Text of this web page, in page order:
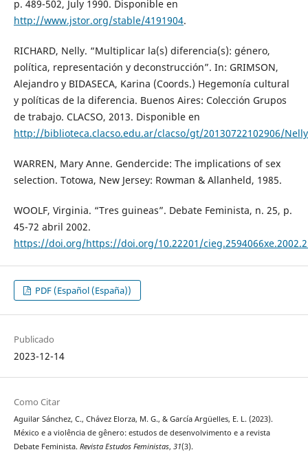
p. 489-502, July 1990. Disponible en
http://www.jstor.org/stable/4191904.
RICHARD, Nelly. “Multiplicar la(s) diferencia(s): género,
política, representación y deconstrucción”. In: GRIMSON,
Alejandro y BIDASECA, Karina (Coords.) Hegemonía cultural
y políticas de la diferencia. Buenos Aires: Colección Grupos
de trabajo. CLACSO, 2013. Disponible en
http://biblioteca.clacso.edu.ar/clacso/gt/20130722102906/
WARREN, Mary Anne. Gendercide: The implications of sex
selection. Totowa, New Jersey: Rowman & Allanheld, 1985.
WOOLF, Virginia. “Tres guineas”. Debate Feminista, n. 25, p.
45-72 abril 2002.
https://doi.org/https://doi.org/10.22201/
PDF (Español (España))
Publicado
2023-12-14
Como Citar
Aguilar Sánchez, C., Chávez Elorza, M. G., & García Argüelles, E. L. (2023).
México e a violência de gênero: estudos de desenvolvimento e a revista
Debate Feminista. Revista Estudos Feministas, 31(3).